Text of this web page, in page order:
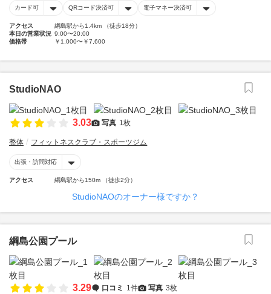
カード可 QRコード決済可 電子マネー決済可
アクセス
綱島駅から1.4km （徒歩18分）
本日の営業状況 9:00〜20:00
価格帯
￥1,000〜￥7,600
StudioNAO
3.03 写真 1枚
整体 フィットネスクラブ・スポーツジム
出張・訪問対応
アクセス 綱島駅から150m （徒歩2分）
StudioNAOのオーナー様ですか？
綱島公園プール
3.29 口コミ 1件 写真 3枚